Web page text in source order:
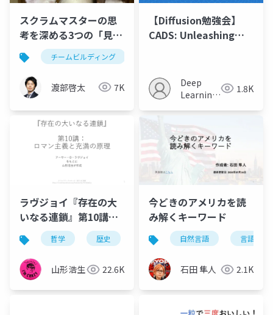
スクラムマスターの思
考を深める3つの「見
方」
チームビルディング
渡部啓太 7K
【Diffusion勉強会】
CADS: Unleashing
through condition-
annealed sampling
Deep
Learning
1.8K
ラヴジョイ『存在の大
いなる連鎖』第10講：
ロマン主義と充満の原
理
哲学 歴史 観念史 充満の原理
山形浩生 22.6K
今どきのアメリカを読
み解くキーワード
自然言語 言語学
石田 隼人 2.1K